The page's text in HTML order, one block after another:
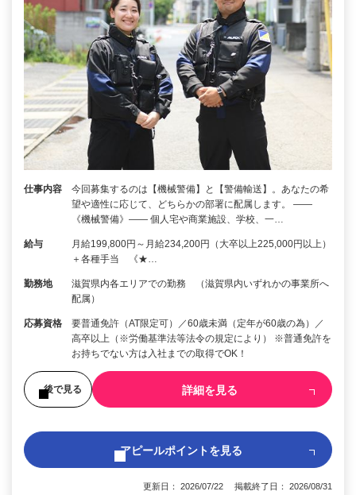
仕事内容
今回募集するのは【機械警備】と【警備輸送】。あなたの希
望や適性に応じて、どちらかの部署に配属します。 ――
《機械警備》―― 個人宅や商業施設、学校、一…
給与
月給199,800円～月給234,200円（大卒以上225,000円以上）
＋各種手当 《★…
勤務地
滋賀県内各エリアでの勤務 （滋賀県内いずれかの事業所へ
配属）
応募資格
要普通免許（AT限定可）／60歳未満（定年が60歳の為）／
高卒以上（※労働基準法等法令の規定により） ※普通免許を
お持ちでない方は入社までの取得でOK！
後で見る 詳細を見る
アピールポイントを見る
更新日： 2026/07/22 掲載終了日： 2026/08/31